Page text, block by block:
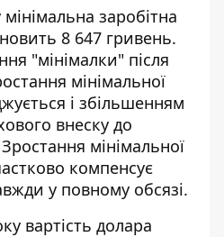
заробітна
8 647 гривень.
"мінімалки" після
мінімальної
і збільшенням
внеску до
мінімальної
компенсує
у повному обсязі.
вартість долара